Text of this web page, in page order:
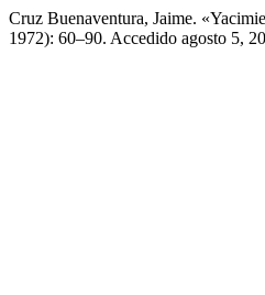
Cruz Buenaventura, Jaime.
1972): 60–90. Accedido agosto 5,